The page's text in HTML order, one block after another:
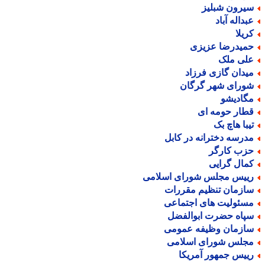
شبلیز
آباد
عزیزی
ملک
گازی فرزاد
شهر گرگان
حومه ای
هاچ بک
دخترانه در کابل
کارگر
گرایی
مجلس شورای اسلامی
تنظیم مقررات
های اجتماعی
حضرت ابوالفضل
وظیفه عمومی
شورای اسلامی
جمهور آمریکا